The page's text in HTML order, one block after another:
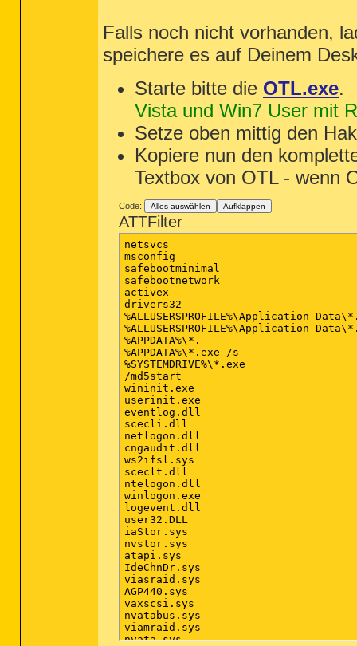
Falls noch nicht vorhanden,
speichere es auf Deinem
Starte bitte die OTL.exe.
Vista und Win7 User mit
Setze oben mittig den
Kopiere nun den
Textbox von OTL - wenn
Code: Alles auswählen Aufklappen
ATTFilter
netsvcs
msconfig
safebootminimal
safebootnetwork
activex
drivers32
%ALLUSERSPROFILE%\Application
%ALLUSERSPROFILE%\Application
%APPDATA%\*.
%APPDATA%\*.exe /s
%SYSTEMDRIVE%\*.exe
/md5start
wininit.exe
userinit.exe
eventlog.dll
scecli.dll
netlogon.dll
cngaudit.dll
ws2ifsl.sys
sceclt.dll
ntelogon.dll
winlogon.exe
logevent.dll
user32.DLL
iaStor.sys
nvstor.sys
atapi.sys
IdeChnDr.sys
viasraid.sys
AGP440.sys
vaxscsi.sys
nvatabus.sys
viamraid.sys
nvata.sys